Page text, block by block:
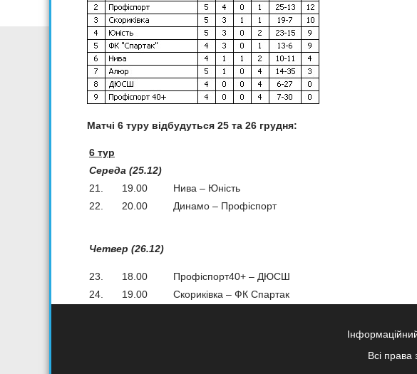
Матчі 6 туру відбудуться 25 та 26 грудня:
6 тур
Середа (25.12)
21.
19.00
Нива – Юність
22.
20.00 Динамо – Профіспорт
Четвер (26.12)
23. 18.00
Профіспорт40+ – ДЮСШ
24.
19.00 Скориківка – ФК Спартак
Всі права